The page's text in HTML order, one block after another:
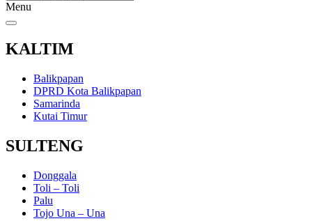
Menu
KALTIM
Balikpapan
DPRD Kota Balikpapan
Samarinda
Kutai Timur
SULTENG
Donggala
Toli – Toli
Palu
Tojo Una – Una